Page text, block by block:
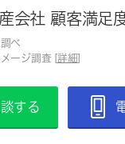
会社 顧客満足
べ
ージ調査 [ 詳細
する